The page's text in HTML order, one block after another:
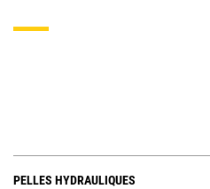
PELLES HYDRAULIQUES